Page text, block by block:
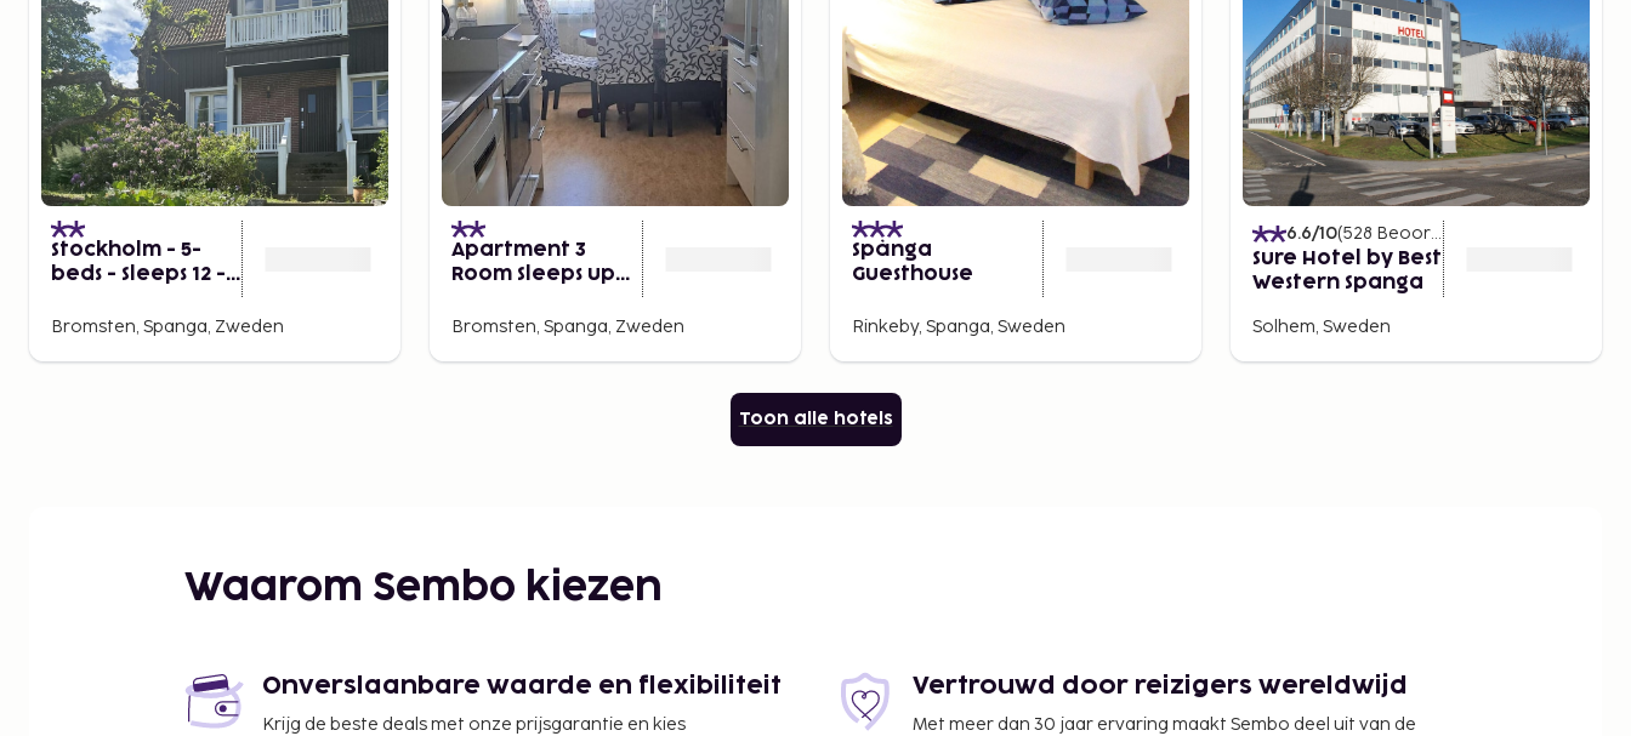
Stockholm - 5-
beds - Sleeps 12 -
Bromsten, Spanga, Zweden
Apartment 3
Room Sleeps up
Bromsten, Spanga, Zweden
Spånga
Guesthouse
Rinkeby, Spanga, Sweden
6.6/10(528 Beoordelingen
Sure Hotel by Best
Western Spanga
Solhem, Sweden
Toon alle hotels
Waarom Sembo kiezen
Onverslaanbare waarde en flexibiliteit
Krijg de beste deals met onze prijsgarantie en kies
Vertrouwd door reizigers wereldwijd
Met meer dan 30 jaar ervaring maakt Sembo deel uit van de